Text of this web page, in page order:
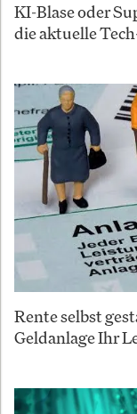
KI-Blase oder
die aktuelle
Rente selbst
Geldanlage Ihr